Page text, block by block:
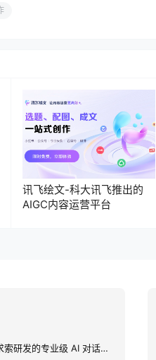
讯飞绘文-科大讯飞推出的
AIGC内容运营平台
DeepSeek：深度求索研发的专业级 AI 对话助手